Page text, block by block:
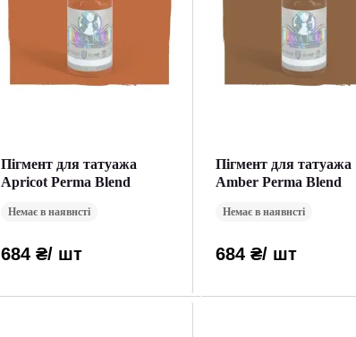
Пігмент для татуажа
Apricot Perma Blend
Немає в наявнсті
684 ₴/ шт
Пігмент для татуажа
Amber Perma Blend
Немає в наявнсті
684 ₴/ шт